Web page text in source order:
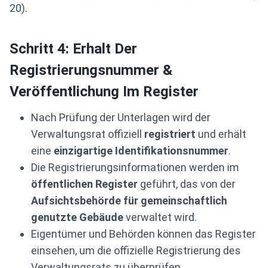
20).
Schritt 4: Erhalt Der
Registrierungsnummer &
Veröffentlichung Im Register
Nach Prüfung der Unterlagen wird der
Verwaltungsrat offiziell registriert und erhält
eine einzigartige Identifikationsnummer.
Die Registrierungsinformationen werden im
öffentlichen Register geführt, das von der
Aufsichtsbehörde für gemeinschaftlich
genutzte Gebäudeverwaltet wird.
Eigentümer und Behörden können das Register
einsehen, um die offizielle Registrierung des